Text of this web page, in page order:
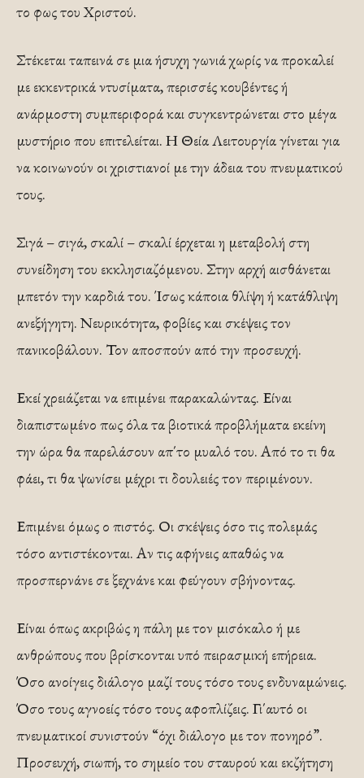
το φως του Χριστού.
Στέκεται ταπεινά σε μια ήσυχη γωνιά χωρίς να προκαλεί
με εκκεντρικά ντυσίματα, περισσές κουβέντες ή
ανάρμοστη συμπεριφορά και συγκεντρώνεται στο μέγα
μυστήριο που επιτελείται. Η Θεία Λειτουργία γίνεται για
να κοινωνούν οι χριστιανοί με την άδεια του πνευματικού
τους.
Σιγά – σιγά, σκαλί – σκαλί έρχεται η μεταβολή στη
συνείδηση του εκκλησιαζόμενου. Στην αρχή αισθάνεται
μπετόν την καρδιά του. Ίσως κάποια θλίψη ή κατάθλιψη
ανεξήγητη. Νευρικότητα, φοβίες και σκέψεις τον
πανικοβάλουν. Τον αποσπούν από την προσευχή.
Εκεί χρειάζεται να επιμένει παρακαλώντας. Είναι
διαπιστωμένο πως όλα τα βιοτικά προβλήματα εκείνη
την ώρα θα παρελάσουν απ΄το μυαλό του. Από το τι θα
φάει, τι θα ψωνίσει μέχρι τι δουλειές τον περιμένουν.
Επιμένει όμως ο πιστός. Οι σκέψεις όσο τις πολεμάς
τόσο αντιστέκονται. Αν τις αφήνεις απαθώς να
προσπερνάνε σε ξεχνάνε και φεύγουν σβήνοντας.
Είναι όπως ακριβώς η πάλη με τον μισόκαλο ή με
ανθρώπους που βρίσκονται υπό πειρασμική επήρεια.
Όσο ανοίγεις διάλογο μαζί τους τόσο τους ενδυναμώνεις.
Όσο τους αγνοείς τόσο τους αφοπλίζεις. Γι΄αυτό οι
πνευματικοί συνιστούν “όχι διάλογο με τον πονηρό”.
Προσευχή, σιωπή, το σημείο του σταυρού και εκζήτηση